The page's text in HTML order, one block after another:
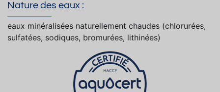
Nature des eaux :
eaux minéralisées naturellement chaudes (chlorurées,
sulfatées, sodiques, bromurées, lithinées)